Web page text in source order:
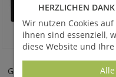
ARASHI TISCH L
Gartentisch aus Alu und
HERZLICHEN
Wir nutzen Cookies
ihnen sind essenziell,
diese Website und